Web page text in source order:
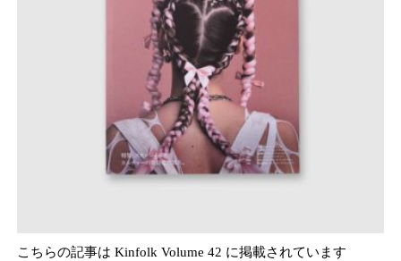
こちらの記事は Kinfolk Volume 42 に掲載されています